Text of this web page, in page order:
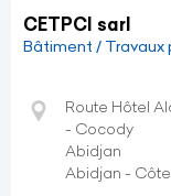
CETPCI sarl
Bâtiment / Travaux
Route Hôtel
- Cocody
Abidjan
Abidjan - Côte